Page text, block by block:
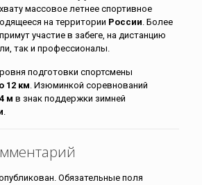
массовое летнее спортивное
на территории России. Более
участие в забеге, на дистанцию
так и профессионалы.
подготовки спортсмены
12 км. Изюминкой соревнований
м в знак поддержки зимней
.
Обязательные поля